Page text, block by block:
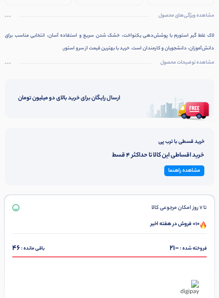
مشاهده ویژگی‌های محصول
لاک غلط گیر استورم با پوشش‌دهی یکنواخت، خشک شدن سریع و استفاده آسان، انتخابی مناسب برای
دانش‌آموزان، دانشجویان و کارمندان است. خرید با بهترین قیمت ازسرو استور.
مشاهده توضیحات محصول
ارسال رایگان برای خرید بالای دو میلیون تومان
خرید قسطی با ترب پی
خرید اقساطی این کالا تا حداکثر 4 قسط
مشاهده راهنما
تا 7 روز امکان مرجوعی کالا
10+ فروش در هفته اخیر
فروخته شده :-21 باقی مانده :46